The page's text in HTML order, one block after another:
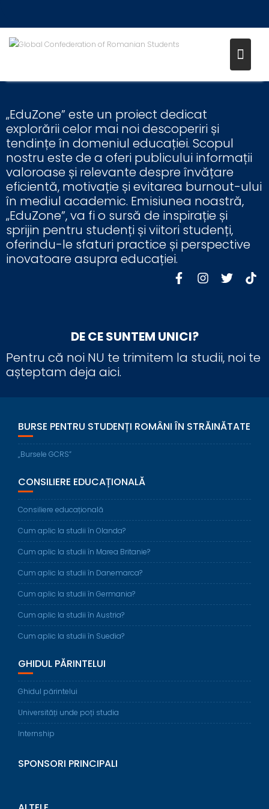
„EduZone” este un proiect dedicat
explorării celor mai noi descoperiri și
tendințe în domeniul educației. Scopul
nostru este de a oferi publicului informații
valoroase și relevante despre învățare
eficientă, motivație și evitarea burnout-ului
în mediul academic. Emisiunea noastră,
„EduZone”, va fi o sursă de inspirație și
sprijin pentru studenți și viitori studenți,
oferindu-le sfaturi practice și perspective
inovatoare asupra educației.
DE CE SUNTEM UNICI?
Pentru că noi NU te trimitem la studii, noi te
așteptam deja aici.
BURSE PENTRU STUDENȚI ROMÂNI ÎN STRĂINĂTATE
„Bursele GCRS”
CONSILIERE EDUCAȚIONALĂ
Consiliere educațională
Cum aplic la studii în Olanda?
Cum aplic la studii în Marea Britanie?
Cum aplic la studii în Danemarca?
Cum aplic la studii în Germania?
Cum aplic la studii în Austria?
Cum aplic la studii în Suedia?
GHIDUL PĂRINTELUI
Ghidul părintelui
Universități unde poți studia
Internship
SPONSORI PRINCIPALI